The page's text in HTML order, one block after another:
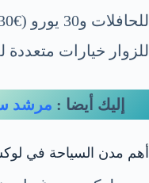
للزوار خيارات متعددة
إليك أيضا : مرشد
أهم مدن السياحة في